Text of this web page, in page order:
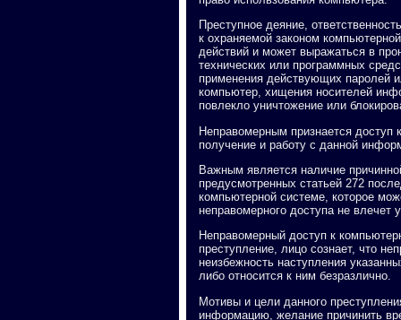
Преступное деяние,
к охраняемой законом
действий и может выражаться в
технических или программных
применения действующих паролей
компьютер, хищения носителей
повлекло уничтожение или
Неправомерным признается
получение и работу с данной
Важным является наличие
предусмотренных статьей 272
компьютерной системе, которое
неправомерного доступа не влечет
Неправомерный доступ к
преступление, лицо сознает, что
неизбежность наступления
либо относится к ним безразлично.
Мотивы и цели данного
информацию, желание причинить